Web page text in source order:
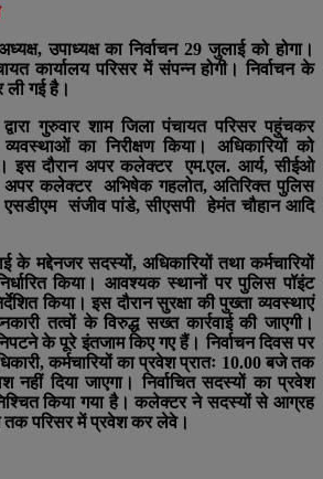
उपाध्यक्ष का निर्वाचन 29 जुलाई को होगा।
कार्यालय परिसर में संपन्न होगी। निर्वाचन के
ली गई है।
गुरुवार शाम जिला पंचायत परिसर पहुंचकर
का निरीक्षण किया। अधिकारियों को
इस दौरान अपर कलेक्टर एम.एल. आर्य, सीईओ
अपर कलेक्टर अभिषेक गहलोत, अतिरिक्त पुलिस
एसडीएम संजीव पांडे, सीएसपी हेमंत चौहान आदि
के मद्देनजर सदस्यों, अधिकारियों तथा कर्मचारियों
किया। आवश्यक स्थानों पर पुलिस पॉइंट
किया। इस दौरान सुरक्षा की पुख्ता व्यवस्थाएं
तत्वों के विरुद्ध सख्त कार्रवाई की जाएगी।
के पूरे इंतजाम किए गए हैं। निर्वाचन दिवस पर
कर्मचारियों का प्रवेश प्रातः 10.00 बजे तक
नहीं दिया जाएगा। निर्वाचित सदस्यों का प्रवेश
किया गया है। कलेक्टर ने सदस्यों से आग्रह
तक परिसर में प्रवेश कर लेवे।